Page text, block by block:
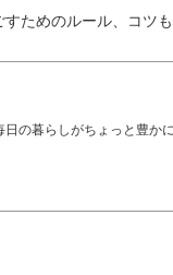
ためのルール、コツ
の暮らしがちょっと豊か